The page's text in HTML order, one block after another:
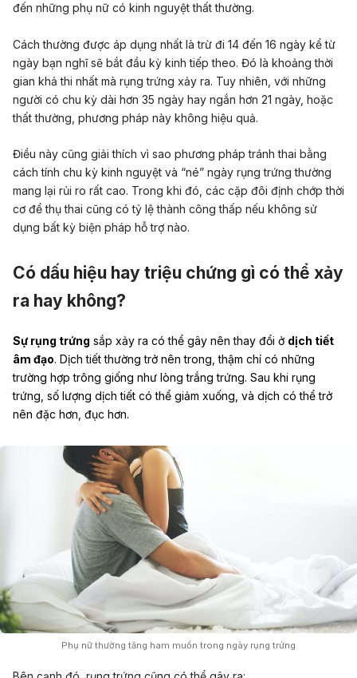
đến những phụ nữ có kinh nguyệt thất thường.
Cách thường được áp dụng nhất là trừ đi 14 đến 16 ngày kể từ
ngày bạn nghĩ sẽ bắt đầu kỳ kinh tiếp theo. Đó là khoảng thời
gian khả thi nhất mà rụng trứng xảy ra. Tuy nhiên, với những
người có chu kỳ dài hơn 35 ngày hay ngắn hơn 21 ngày, hoặc
thất thường, phương pháp này không hiệu quả.
Điều này cũng giải thích vì sao phương pháp tránh thai bằng
cách tính chu kỳ kinh nguyệt và “né” ngày rụng trứng thường
mang lại rủi ro rất cao. Trong khi đó, các cặp đôi định chớp thời
cơ để thụ thai cũng có tỷ lệ thành công thấp nếu không sử
dụng bất kỳ biện pháp hỗ trợ nào.
Có dấu hiệu hay triệu chứng gì có thể xảy
ra hay không?
Sự rụng trứng sắp xảy ra có thể gây nên thay đổi ở dịch tiết
âm đạo. Dịch tiết thường trở nên trong, thậm chí có những
trường hợp trông giống như lòng trắng trứng. Sau khi rụng
trứng, số lượng dịch tiết có thể giảm xuống, và dịch có thể trở
nên đặc hơn, đục hơn.
Phụ nữ thường tăng ham muốn trong ngày rụng trứng